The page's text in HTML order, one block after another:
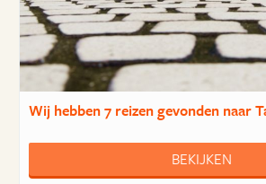
Wij hebben7 reizengevonden naar
BEKIJKEN